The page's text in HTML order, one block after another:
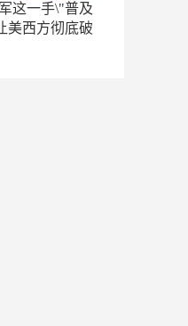
这一手\"普及
美西方彻底破